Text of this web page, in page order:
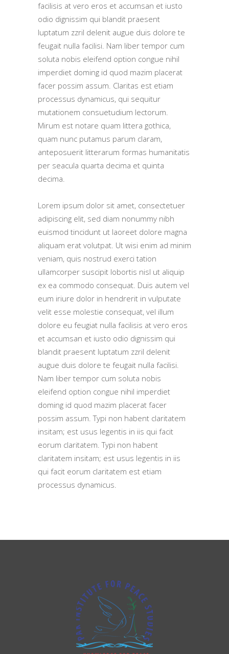
facilisis at vero eros et accumsan et iusto
odio dignissim qui blandit praesent
luptatum zzril delenit augue duis dolore te
feugait nulla facilisi. Nam liber tempor cum
soluta nobis eleifend option congue nihil
imperdiet doming id quod mazim placerat
facer possim assum. Claritas est etiam
processus dynamicus, qui sequitur
mutationem consuetudium lectorum.
Mirum est notare quam littera gothica,
quam nunc putamus parum claram,
anteposuerit litterarum formas humanitatis
per seacula quarta decima et quinta
decima.
Lorem ipsum dolor sit amet, consectetuer
adipiscing elit, sed diam nonummy nibh
euismod tincidunt ut laoreet dolore magna
aliquam erat volutpat. Ut wisi enim ad minim
veniam, quis nostrud exerci tation
ullamcorper suscipit lobortis nisl ut aliquip
ex ea commodo consequat. Duis autem vel
eum iriure dolor in hendrerit in vulputate
velit esse molestie consequat, vel illum
dolore eu feugiat nulla facilisis at vero eros
et accumsan et iusto odio dignissim qui
blandit praesent luptatum zzril delenit
augue duis dolore te feugait nulla facilisi.
Nam liber tempor cum soluta nobis
eleifend option congue nihil imperdiet
doming id quod mazim placerat facer
possim assum. Typi non habent claritatem
insitam; est usus legentis in iis qui facit
eorum claritatem. Typi non habent
claritatem insitam; est usus legentis in iis
qui facit eorum claritatem est etiam
processus dynamicus.